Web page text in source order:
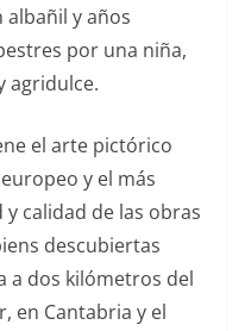
y años
por una niña,
agridulce.
el arte pictórico
y el más
calidad de las obras
descubiertas
a dos kilómetros del
en Cantabria y el